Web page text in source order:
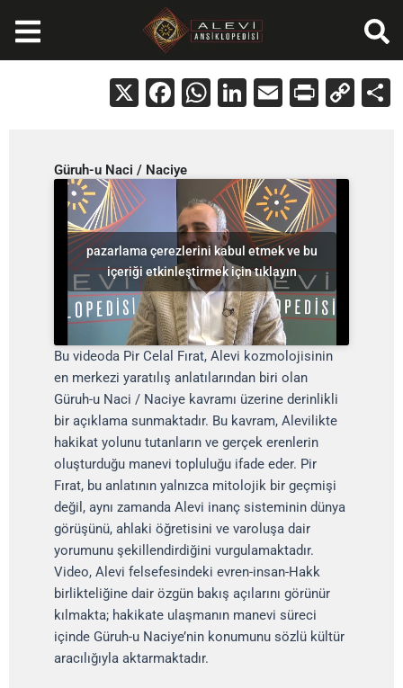
atla
X Facebook
WhatsApp
LinkedIn
EmailPrint
Güruh-u Naci / Naciye
pazarlama çerezlerini kabul etmek ve bu
içeriği etkinleştirmek için tıklayın
Bu videoda Pir Celal Fırat, Alevi kozmolojisinin
en merkezi yaratılış anlatılarından biri olan
Güruh-u Naci / Naciye kavramı üzerine derinlikli
bir açıklama sunmaktadır. Bu kavram, Alevilikte
hakikat yolunu tutanların ve gerçek erenlerin
oluşturduğu manevi topluluğu ifade eder. Pir
Fırat, bu anlatının yalnızca mitolojik bir geçmişi
değil, aynı zamanda Alevi inanç sisteminin dünya
görüşünü, ahlaki öğretisini ve varoluşa dair
yorumunu şekillendirdiğini vurgulamaktadır.
Video, Alevi felsefesindeki evren-insan-Hakk
birlikteliğine dair özgün bakış açılarını görünür
kılmakta; hakikate ulaşmanın manevi süreci
içinde Güruh-u Naciye’nin konumunu sözlü kültür
aracılığıyla aktarmaktadır.